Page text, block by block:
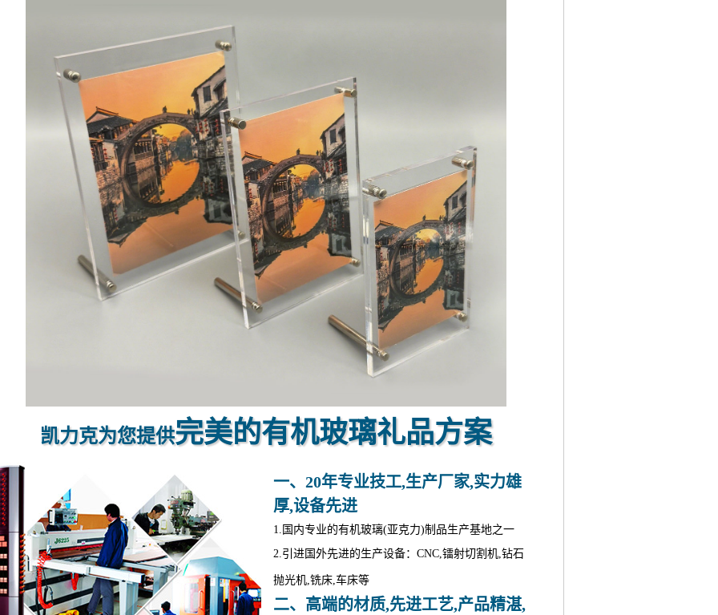
凯力克为您提供完美的有机玻璃礼品方案
一、20年专业技工,生产厂家,实力雄
厚,设备先进
1.国内专业的有机玻璃(亚克力)制品生产基地之一
2.引进国外先进的生产设备：CNC,镭射切割机,钻石
抛光机,铣床,车床等
二、高端的材质,先进工艺,产品精湛,